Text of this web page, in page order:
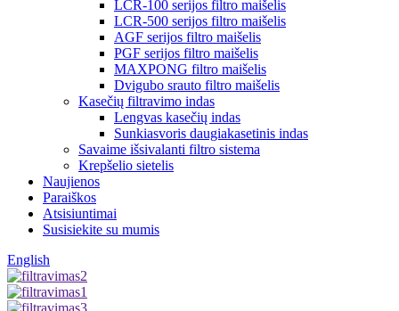
LCR-100 serijos filtro maišelis
LCR-500 serijos filtro maišelis
AGF serijos filtro maišelis
PGF serijos filtro maišelis
MAXPONG filtro maišelis
Dvigubo srauto filtro maišelis
Kasečių filtravimo indas
Lengvas kasečių indas
Sunkiasvoris daugiakasetinis indas
Savaime išsivalanti filtro sistema
Krepšelio sietelis
Naujienos
Paraiškos
Atsisiuntimai
Susisiekite su mumis
English